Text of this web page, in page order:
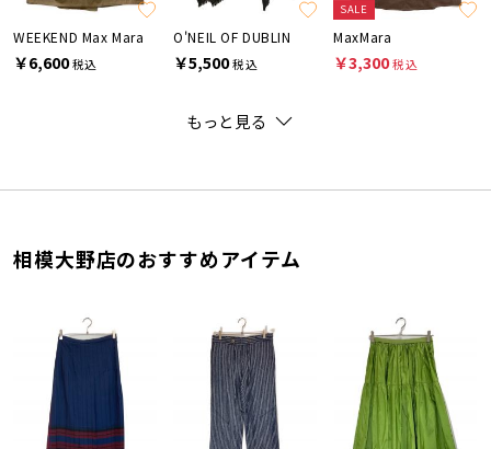
WEEKEND Max Mara
￥6,600税込
O'NEIL OF DUBLIN
￥5,500税込
SALE
MaxMara
￥3,300税込
もっと見る
相模大野店のおすすめアイテム